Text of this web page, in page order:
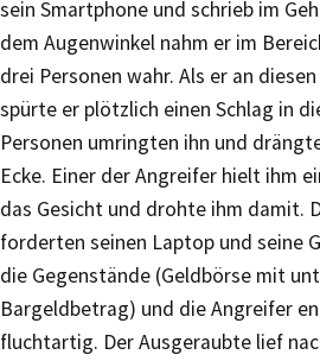
sein Smartphone und schrieb im
dem Augenwinkel nahm er im
drei Personen wahr. Als er an
spürte er plötzlich einen Schlag in
Personen umringten ihn und
Ecke. Einer der Angreifer hielt ihm
das Gesicht und drohte ihm damit.
forderten seinen Laptop und seine
die Gegenstände (Geldbörse mit
Bargeldbetrag) und die Angreifer
fluchtartig. Der Ausgeraubte lief